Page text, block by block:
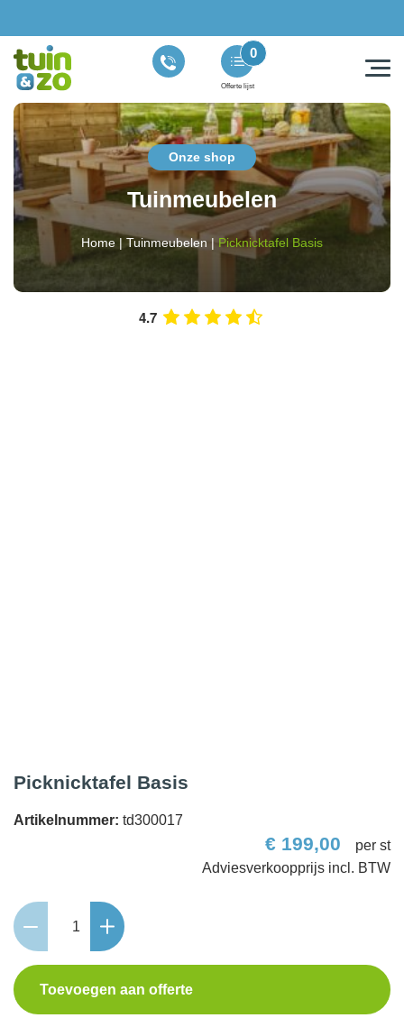
Offerte lijst
0
Onze shop
Tuinmeubelen
Home | Tuinmeubelen |Picknicktafel Basis
4.7
Picknicktafel Basis
Artikelnummer: td300017
€ 199,00 per st
Picknicktafel
Basis
Toevoegen aan offerte